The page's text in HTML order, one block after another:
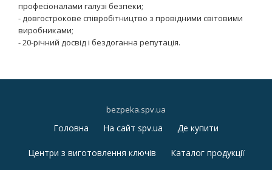
професіоналами галузі безпеки;
- довгострокове співробітництво з провідними світовими
виробниками;
- 20-річний досвід і бездоганна репутація.
bezpeka.spv.ua
Головна На сайт spv.ua Де купити
Центри з виготовлення ключів Каталог продукції